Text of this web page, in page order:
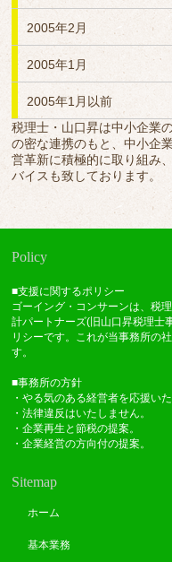
2005年2月
2005年1月
2005年1月以前
税理士・山口昇は中小企業
の密な連携のもと、中小企
営革新に積極的に取り組み
バイスも致しております。
Policy
■支援に関するポリシー
ゴーイング・コンサーンは、税
計パートナーズ(旧山口昇税理士
リシーです。これが当事務所の
す。
■事務所の方針
・やる気のある経営者を応援いた
・法律違反はいたしません。
・企業再生と節税の提案。
・企業経営の方向付の提案。
Sitemap
ホーム
基本業務